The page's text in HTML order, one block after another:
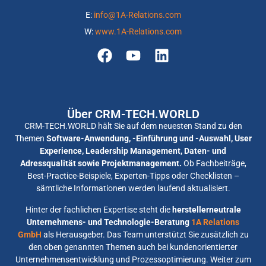
E: info@1A-Relations.com
W:www.1A-Relations.com
Über CRM-TECH.WORLD
CRM-TECH.WORLD hält Sie auf dem neuesten Stand zu den
Themen Software-Anwendung, -Einführung und -Auswahl, User
Experience, Leadership Management, Daten- und
Adressqualität sowie Projektmanagement. Ob Fachbeiträge,
Best-Practice-Beispiele, Experten-Tipps oder Checklisten –
sämtliche Informationen werden laufend aktualisiert.
Hinter der fachlichen Expertise steht die herstellerneutrale
Unternehmens- und Technologie-Beratung 1A Relations
GmbH als Herausgeber. Das Team unterstützt Sie zusätzlich zu
den oben genannten Themen auch bei kundenorientierter
Unternehmensentwicklung und Prozessoptimierung. Weiter zum